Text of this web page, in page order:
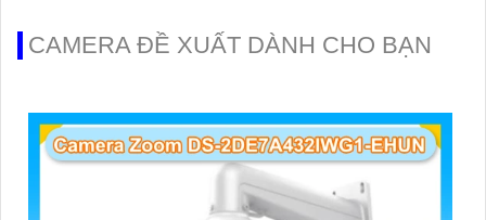
CAMERA ĐỀ XUẤT DÀNH CHO BẠN